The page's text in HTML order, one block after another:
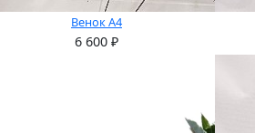
Венок А4
6 600 ₽